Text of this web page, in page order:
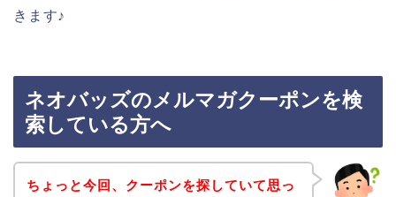
きます♪
ネオバッズのメルマガクーポンを検
索している方へ
ちょっと今回、クーポンを探していて思っ